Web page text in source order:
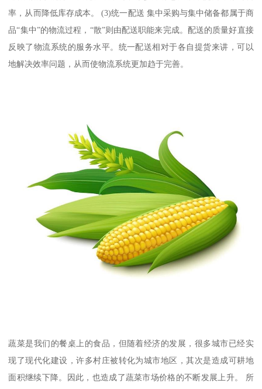
率，从而降低库存成本。 (3)统一配送 集中采购与集中储备都属于商
品“集中”的物流过程，“散”则由配送职能来完成。配送的质量好直接
反映了物流系统的服务水平。统一配送相对于各自提货来讲，可以
地解决效率问题，从而使物流系统更加趋于完善。
蔬菜是我们的餐桌上的食品，但随着经济的发展，很多城市已经实
现了现代化建设，许多村庄被转化为城市地区，其次是造成可耕地
面积继续下降。因此，也造成了蔬菜市场价格的不断发展上升。 所